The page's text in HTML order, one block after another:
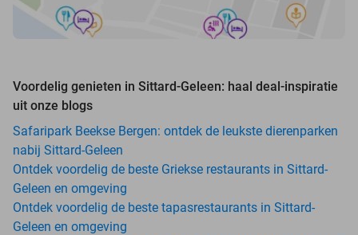
Voordelig genieten in Sittard-Geleen: haal deal-inspiratie
uit onze blogs
Safaripark Beekse Bergen: ontdek de leukste dierenparken
nabij Sittard-Geleen
Ontdek voordelig de beste Griekse restaurants in Sittard-
Geleen en omgeving
Ontdek voordelig de beste tapasrestaurants in Sittard-
Geleen en omgeving